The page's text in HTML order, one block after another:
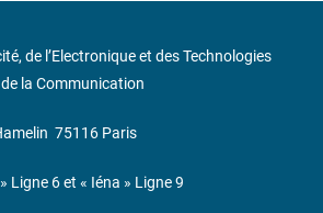
de l’Electronique et des Technologies
la Communication
75116 Paris
Ligne 6 et « Iéna » Ligne 9